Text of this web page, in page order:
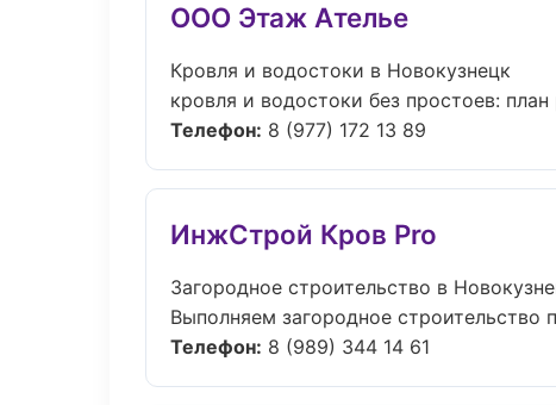
ООО Этаж Ателье
Кровля и водостоки в Новокузнецк
кровля и водостоки без простоев:
Телефон: 8 (977) 172 13 89
ИнжСтрой Кров Pro
Загородное строительство в
Выполняем загородное
Телефон: 8 (989) 344 14 61